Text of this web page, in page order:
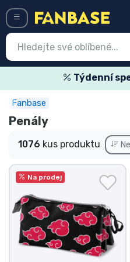
Týdenní
Fanbase
Penály
1076 kus produktu
Na prodej
Speciální nabídky
Expresní doručení
Předobjednat
Outlet produkty